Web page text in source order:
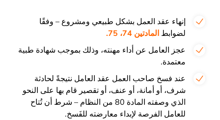
إنهاء عقد العمل بشكل طبيعي ومشروع – وفقًا
لضوابط المادتين 74، 75.
عجز العامل عن أداء مهنته، وذلك بموجب شهادة طبية
معتمدة.
عند فسخ صاحب العمل عقد العامل نتيجةً لحادثة
شرف، أو أمانة، أو عنف، أو تقصير قام بها على النحو
الذي وصفته المادة 80 من النظام – شرط أن تُتاح
للعامل الفرصة لإبداء معارضته للفَسخ.